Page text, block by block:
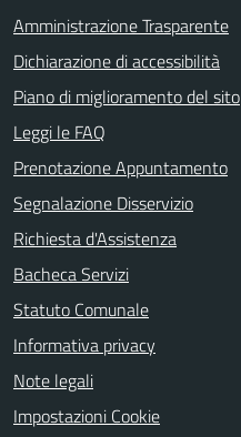
Amministrazione Trasparente
Dichiarazione di accessibilità
Piano di miglioramento del sito
Leggi le FAQ
Prenotazione Appuntamento
Segnalazione Disservizio
Richiesta d'Assistenza
Bacheca Servizi
Statuto Comunale
Informativa privacy
Note legali
Impostazioni Cookie